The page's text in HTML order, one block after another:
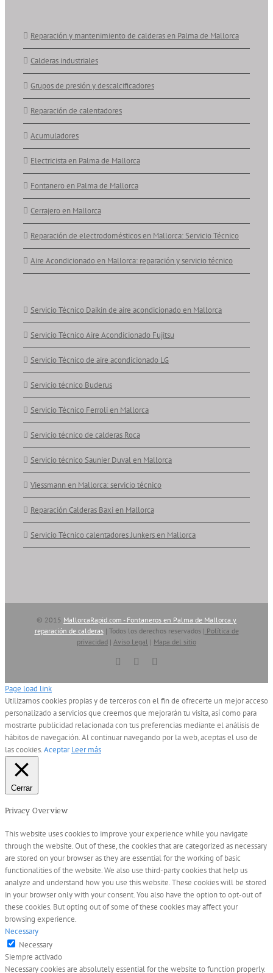
Reparación y mantenimiento de calderas en Palma de Mallorca
Calderas industriales
Grupos de presión y descalcificadores
Reparación de calentadores
Acumuladores
Electricista en Palma de Mallorca
Fontanero en Palma de Mallorca
Cerrajero en Mallorca
Reparación de electrodomésticos en Mallorca: Servicio Técnico
Aire Acondicionado en Mallorca: reparación y servicio técnico
Servicio Técnico Daikin de aire acondicionado en Mallorca
Servicio Técnico Aire Acondicionado Fujitsu
Servicio Técnico de aire acondicionado LG
Servicio técnico Buderus
Servicio Técnico Ferroli en Mallorca
Servicio técnico de calderas Roca
Servicio técnico Saunier Duval en Mallorca
Viessmann en Mallorca: servicio técnico
Reparación Calderas Baxi en Mallorca
Servicio Técnico calentadores Junkers en Mallorca
© 2015 MallorcaRapid.com - Fontaneros en Palma de Mallorca y
reparación de calderas| Todos los derechos reservados | Política de
privacidad | Aviso Legal | Mapa del sitio
Vimeo YouTube
Page load link
Utilizamos cookies propias y de terceros con el fin de ofrecerte un mejor acceso
personalizado a servicios que creemos que mejorarán tu visita, así como para
mostrarte publicidad relacionada con tus preferencias mediante el análisis de
hábitos de navegación. Al continuar navegando por la web, aceptas el uso de
las cookies.Aceptar Leer más
Cerrar
Privacy Overview
This website uses cookies to improve your experience while you navigate
through the website. Out of these, the cookies that are categorized as necessary
are stored on your browser as they are essential for the working of basic
functionalities of the website. We also use third-party cookies that help us
analyze and understand how you use this website. These cookies will be stored
in your browser only with your consent. You also have the option to opt-out of
these cookies. But opting out of some of these cookies may affect your
browsing experience.
Necessary
Necessary
Siempre activado
Necessary cookies are absolutely essential for the website to function properly.